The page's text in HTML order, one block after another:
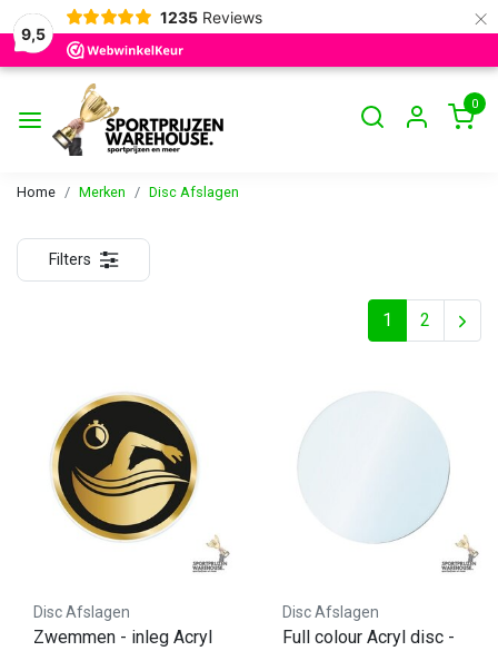
9,5
1235 Reviews ×
0
Home Merken Disc Afslagen
Filters
1 2
Disc Afslagen
Zwemmen - inleg Acryl
Disc Afslagen
Full colour Acryl disc -